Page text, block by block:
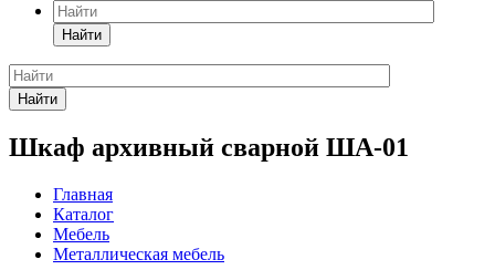
Найти
Найти
Шкаф архивный сварной ША-01
Главная
Каталог
Мебель
Металлическая мебель